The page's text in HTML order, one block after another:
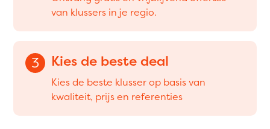
van klussers in je regio.
3 Kies de beste deal
Kies de beste klusser op basis van
kwaliteit, prijs en referenties